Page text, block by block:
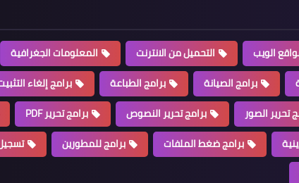
الويب التحميل من الانترنت المعلومات الجغرافية
برامج الصيانة برامج الطباعة برامج إلغاء
تحرير الصور برامج تحرير النصوص برامج تحرير PDF
برامج ضغط الملفات برامج للمطورين